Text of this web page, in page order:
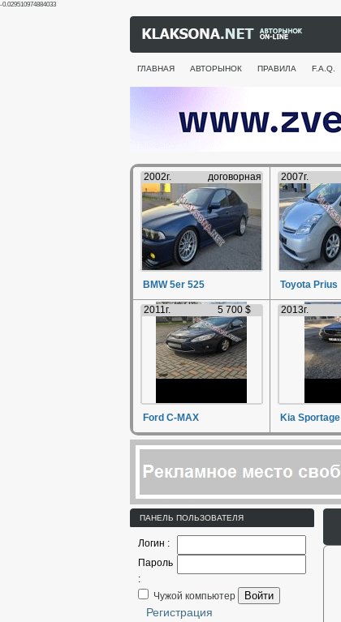
-0.029510974884033
ГЛАВНАЯ АВТОРЫНОК ПРАВИЛА F.A.Q.
2002г. договорная
BMW 5er 525
2007г.
Toyota Prius
2011г. 5 700 $
Ford C-MAX
2013г.
Kia Sportage
ПАНЕЛЬ ПОЛЬЗОВАТЕЛЯ
Логин :
Пароль
:
Чужой компьютер
Войти
Регистрация